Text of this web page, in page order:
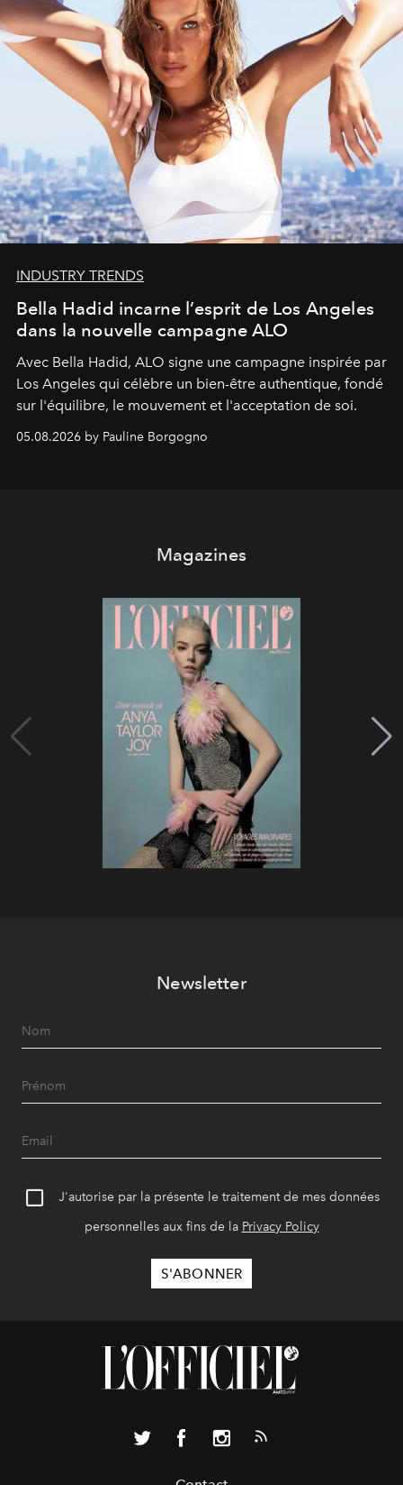
INDUSTRY TRENDS
Bella Hadid incarne l’esprit de Los Angeles
dans la nouvelle campagne ALO
Avec Bella Hadid, ALO signe une campagne inspirée par
Los Angeles qui célèbre un bien-être authentique, fondé
sur l'équilibre, le mouvement et l'acceptation de soi.
05.08.2026 by Pauline Borgogno
Magazines
Newsletter
J'autorise par la présente le traitement de mes données
personnelles aux fins de la Privacy Policy